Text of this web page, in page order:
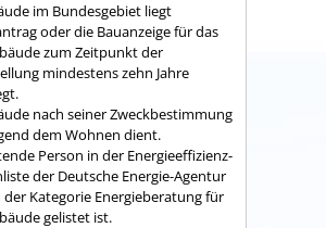
im Bundesgebiet liegt
oder die Bauanzeige für das
zum Zeitpunkt der
mindestens zehn Jahre
nach seiner Zweckbestimmung
dem Wohnen dient.
Person in der Energieeffizienz-
der Deutsche Energie-Agentur
der Kategorie Energieberatung für
gelistet ist.